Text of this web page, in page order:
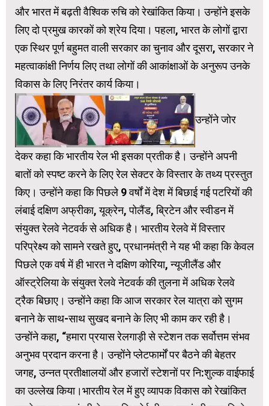
और भारत में बढ़ती वैश्विक रुचि को रेखांकित किया। उन्होंने इसके
लिए दो प्रमुख कारकों को श्रेय दिया। पहला, भारत के लोगों द्वारा
एक स्थिर पूर्ण बहुमत वाली सरकार का चुनाव और दूसरा, सरकार ने
महत्वाकांक्षी निर्णय लिए तथा लोगों की आकांक्षाओं के अनुरूप उनके
विकास के लिए निरंतर कार्य किया।
उन्होंने जोर
देकर कहा कि भारतीय रेल भी इसका प्रतीक है। उन्होंने अपनी
बातों को स्पष्ट करने के लिए रेल सेक्‍टर के विस्तार के तथ्य प्रस्तुत
किए। उन्होंने कहा कि पिछले 9 वर्षों में देश में बिछाई गई पटरियों की
लंबाई दक्षिण अफ्रीका, यूक्रेन, पोलैंड, ब्रिटेन और स्वीडन में
संयुक्त रेलवे नेटवर्क से अधिक है। भारतीय रेलवे में विस्तार
परिप्रेक्ष्य को सामने रखते हुए, प्रधानमंत्री ने यह भी कहा कि केवल
पिछले एक वर्ष में ही भारत ने दक्षिण कोरिया, न्यूजीलैंड और
ऑस्ट्रेलिया के संयुक्त रेलवे नेटवर्क की तुलना में अधिक रेलवे
ट्रैक बिछाए। उन्होंने कहा कि आज सरकार रेल यात्रा को सुगम
बनाने के साथ-साथ सुखद बनाने के लिए भी काम कर रही है।
उन्होंने कहा, “हमारा प्रयास रेलगाड़ी से स्टेशन तक सर्वोत्तम संभव
अनुभव प्रदान करना है। उन्होंने प्लेटफार्मों पर बैठने की बेहतर
जगह, उन्नत प्रतीक्षालयों और हजारों स्टेशनों पर नि:शुल्‍क वाईफाई
का उल्लेख किया।भारतीय रेल में हुए व्यापक विकास को रेखांकित